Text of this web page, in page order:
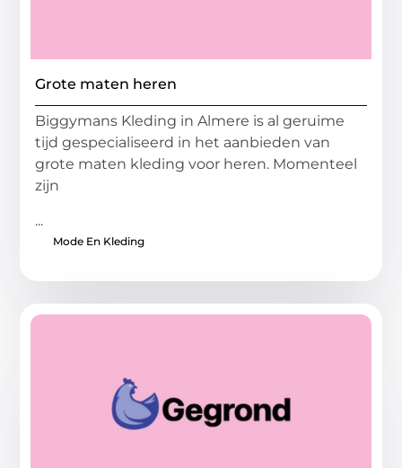
Grote maten heren
Biggymans Kleding in Almere is al geruime
tijd gespecialiseerd in het aanbieden van
grote maten kleding voor heren. Momenteel
zijn
...
Mode En Kleding